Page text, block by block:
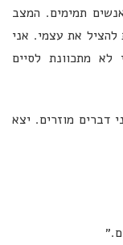
תמימים. המצב
להציל את עצמי. אני
מתכוונת לסיים
דברים מוזרים. יצא